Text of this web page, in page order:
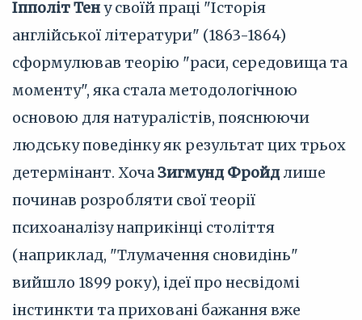
Іпполіт Тену своїй праці "Історія
англійської літератури" (1863-1864)
сформулював теорію "раси, середовища та
моменту", яка стала методологічною
основою для натуралістів, пояснюючи
людську поведінку як результат цих трьох
детермінант. ХочаЗигмунд Фройдлише
починав розробляти свої теорії
психоаналізу наприкінці століття
(наприклад, "Тлумачення сновидінь"
вийшло 1899 року), ідеї про несвідомі
інстинкти та приховані бажання вже